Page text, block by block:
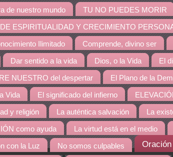
de nuestro mundo TU NO PUEDES MORIR
ESPIRITUALIDAD Y CRECIMIENTO
Ilimitado Comprende, divino ser
Dar sentido a la vida Dios, o la Vida El
NUESTRO del despertar El Plano de la
Vida El significado del infierno
y religión La auténtica salvación La
como ayuda La virtud está en el medio
con la Luz No somos culpables